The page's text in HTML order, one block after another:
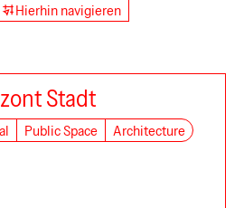
Hierhin navigieren
Stadt
Public Space Architecture